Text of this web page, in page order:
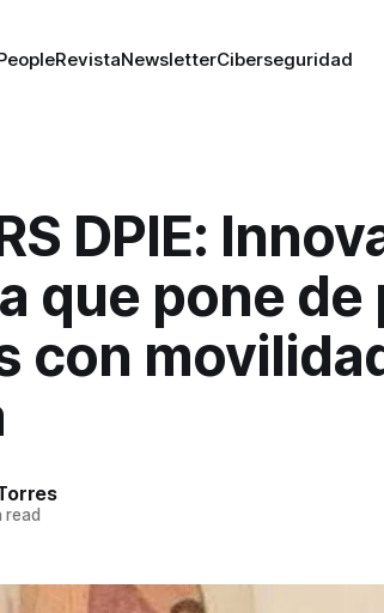
RevistaNewsletterCiberseguridad
DPIE:
que pone de
con
read